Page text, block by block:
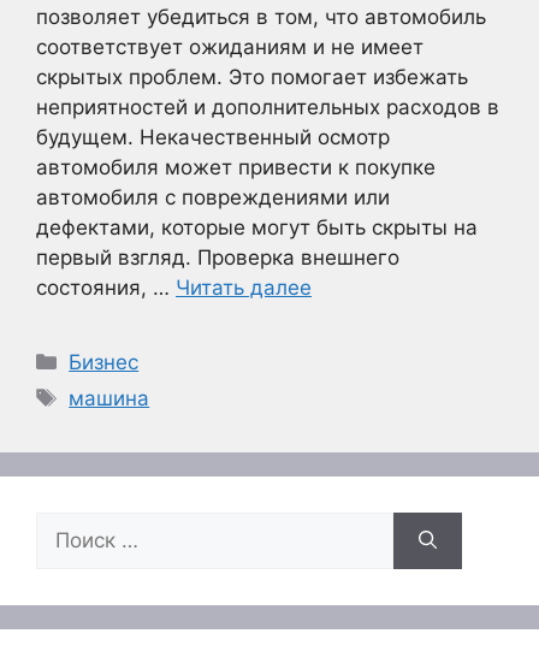
позволяет убедиться в том, что автомобиль
соответствует ожиданиям и не имеет
скрытых проблем. Это помогает избежать
неприятностей и дополнительных расходов в
будущем. Некачественный осмотр
автомобиля может привести к покупке
автомобиля с повреждениями или
дефектами, которые могут быть скрыты на
первый взгляд. Проверка внешнего
состояния, … Читать далее
Рубрики
Бизнес
Метки
машина
Поиск: